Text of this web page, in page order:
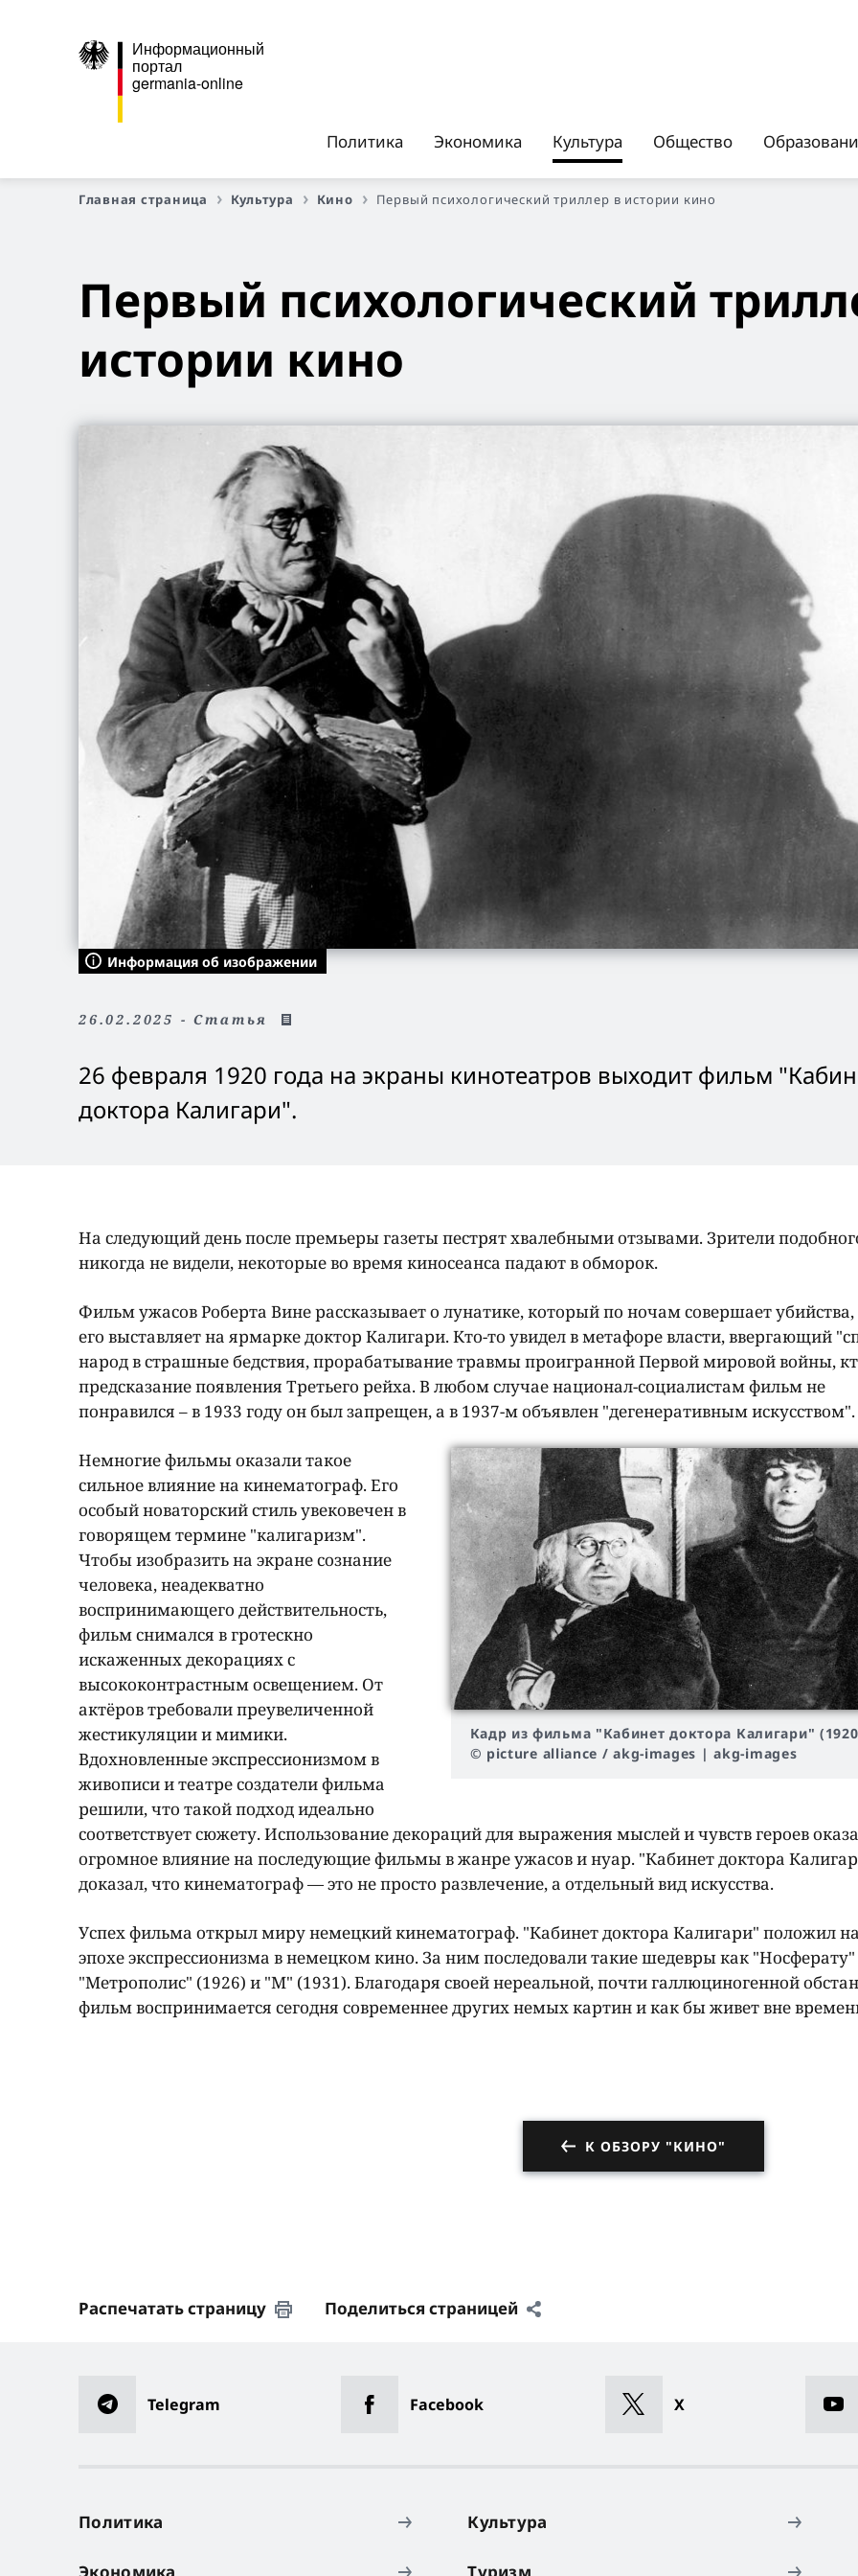
Информационный
портал
germania-online
Политика Экономика Культура Общество
Главная страница Культура Кино Первый психологический триллер в истории кино
Первый психологический
истории кино
Информация об изображении
26.02.2025 - Статья
26 февраля 1920 года на экраны кинотеатров выходит фильм
доктора Калигари".
На следующий день после премьеры газеты пестрят хвалебными отзывами. Зрители
никогда не видели, некоторые во время киносеанса падают в обморок.
Фильм ужасов Роберта Вине рассказывает о лунатике, который по ночам совершает
его выставляет на ярмарке доктор Калигари. Кто-то увидел в метафоре власти, ввергающий
народ в страшные бедствия, прорабатывание травмы проигранной Первой мировой войны,
предсказание появления Третьего рейха. В любом случае национал-социалистам фильм не
понравился – в 1933 году он был запрещен, а в 1937-м объявлен "дегенеративным искусством".
Кадр из фильма "Кабинет доктора Калигари"
© picture alliance / akg-images | akg-images
Немногие фильмы оказали такое
сильное влияние на кинематограф. Его
особый новаторский стиль увековечен в
говорящем термине "калигаризм".
Чтобы изобразить на экране сознание
человека, неадекватно
воспринимающего действительность,
фильм снимался в гротескно
искаженных декорациях с
высококонтрастным освещением. От
актёров требовали преувеличенной
жестикуляции и мимики.
Вдохновленные экспрессионизмом в
живописи и театре создатели фильма
решили, что такой подход идеально
соответствует сюжету. Использование декораций для выражения мыслей и чувств героев
огромное влияние на последующие фильмы в жанре ужасов и нуар. "Кабинет доктора
доказал, что кинематограф — это не просто развлечение, а отдельный вид искусства.
Успех фильма открыл миру немецкий кинематограф. "Кабинет доктора Калигари" положил
эпохе экспрессионизма в немецком кино. За ним последовали такие шедевры как "Носферату"
"Метрополис" (1926) и "М" (1931). Благодаря своей нереальной, почти галлюциногенной
фильм воспринимается сегодня современнее других немых картин и как бы живет вне
К ОБЗОРУ "КИНО"
Распечатать страницу Поделиться страницей
Telegram Facebook X
Политика
Экономика
Культура
Туризм